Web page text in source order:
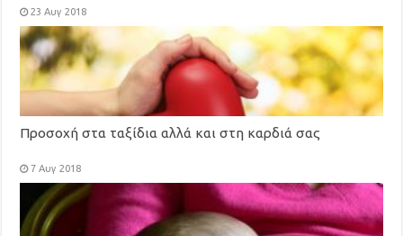
23 Αυγ 2018
Προσοχή στα ταξίδια αλλά και στη καρδιά σας
7 Αυγ 2018